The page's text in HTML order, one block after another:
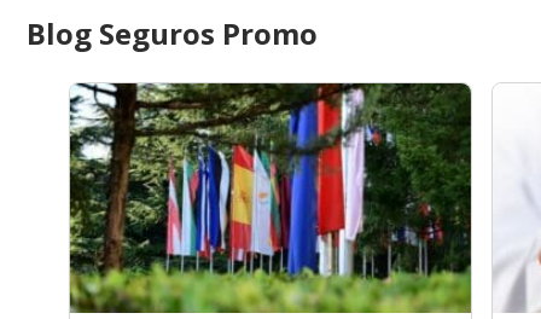
Blog Seguros Promo